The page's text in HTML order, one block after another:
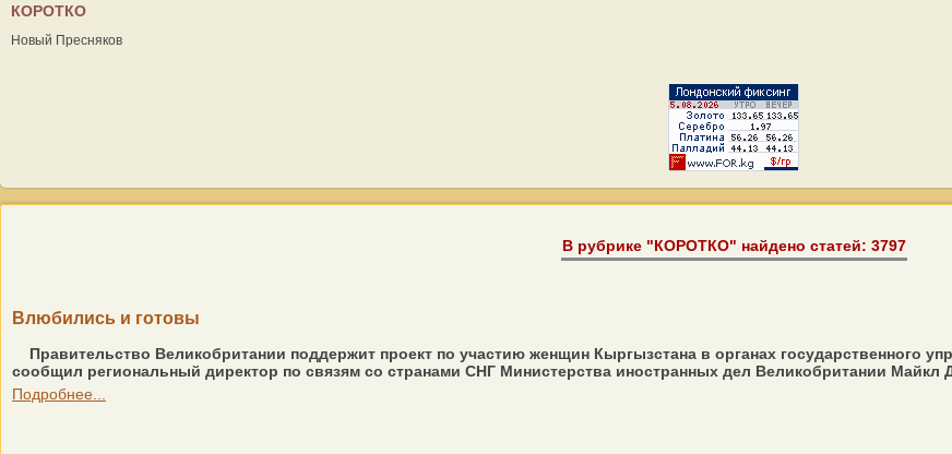
КОРОТКО
Новый Пресняков
В рубрике "КОРОТКО" найдено статей: 3797
Влюбились и готовы
Правительство Великобритании поддержит проект по участию женщин Кыргызстана в органах государственного
сообщил региональный директор по связям со странами СНГ Министерства иностранных дел Великобритании Майкл
Подробнее...